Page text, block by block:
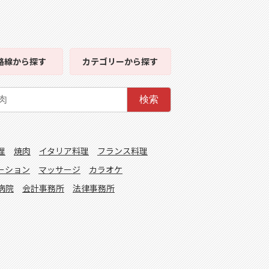
線から探す カテゴリーから探す
検索
焼肉 イタリア料理
フランス料理
ション マッサージ
カラオケ
院 会計事務所 法律事務所